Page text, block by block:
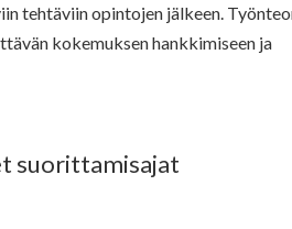
tehtäviin opintojen jälkeen.
kokemuksen hankkimiseen ja
suorittamisajat